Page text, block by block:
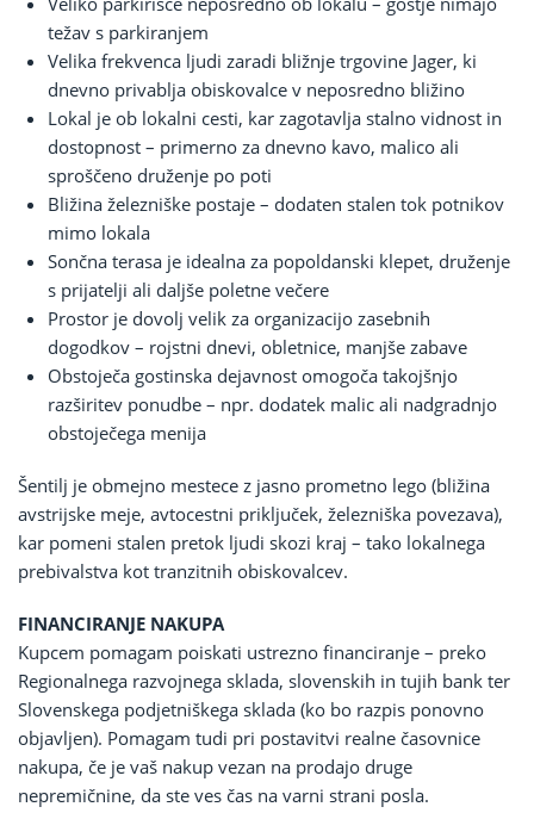
težav s parkiranjem
Velika frekvenca ljudi zaradi bližnje trgovine Jager, ki
dnevno privablja obiskovalce v neposredno bližino
Lokal je ob lokalni cesti, kar zagotavlja stalno vidnost in
dostopnost – primerno za dnevno kavo, malico ali
sproščeno druženje po poti
Bližina železniške postaje – dodaten stalen tok potnikov
mimo lokala
Sončna terasa je idealna za popoldanski klepet, druženje
s prijatelji ali daljše poletne večere
Prostor je dovolj velik za organizacijo zasebnih
dogodkov – rojstni dnevi, obletnice, manjše zabave
Obstoječa gostinska dejavnost omogoča takojšnjo
razširitev ponudbe – npr. dodatek malic ali nadgradnjo
obstoječega menija
Šentilj je obmejno mestece z jasno prometno lego (bližina
avstrijske meje, avtocestni priključek, železniška povezava),
kar pomeni stalen pretok ljudi skozi kraj – tako lokalnega
prebivalstva kot tranzitnih obiskovalcev.
FINANCIRANJE NAKUPA
Kupcem pomagam poiskati ustrezno financiranje – preko
Regionalnega razvojnega sklada, slovenskih in tujih bank ter
Slovenskega podjetniškega sklada (ko bo razpis ponovno
objavljen). Pomagam tudi pri postavitvi realne časovnice
nakupa, če je vaš nakup vezan na prodajo druge
nepremičnine, da ste ves čas na varni strani posla.